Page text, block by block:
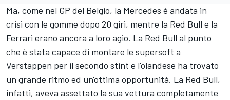
Ma, come nel GP del Belgio, la Mercedes è andata in
crisi con le gomme dopo 20 giri, mentre la Red Bull e la
Ferrari erano ancora a loro agio. La Red Bull al punto
che è stata capace di montare le supersoft a
Verstappen per il secondo stint e l'olandese ha trovato
un grande ritmo ed un'ottima opportunità. La Red Bull,
infatti, aveva assettato la sua vettura completamente